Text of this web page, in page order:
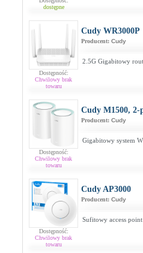
dostępne
Dostępność:
Chwilowy brak
towaru
Cudy WR3000P
Producent: Cudy
2.5G Gigabitowy
Dostępność:
Chwilowy brak
towaru
Cudy M1500, 2-
Producent: Cudy
Gigabitowy system
Dostępność:
Chwilowy brak
towaru
Cudy AP3000
Producent: Cudy
Sufitowy access